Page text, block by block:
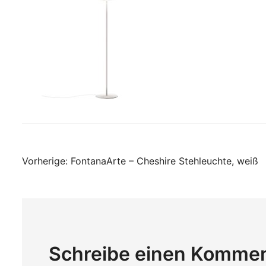
Beitragsnavigation
Vorherige: FontanaArte – Cheshire Stehleuchte, weiß
Schreibe einen